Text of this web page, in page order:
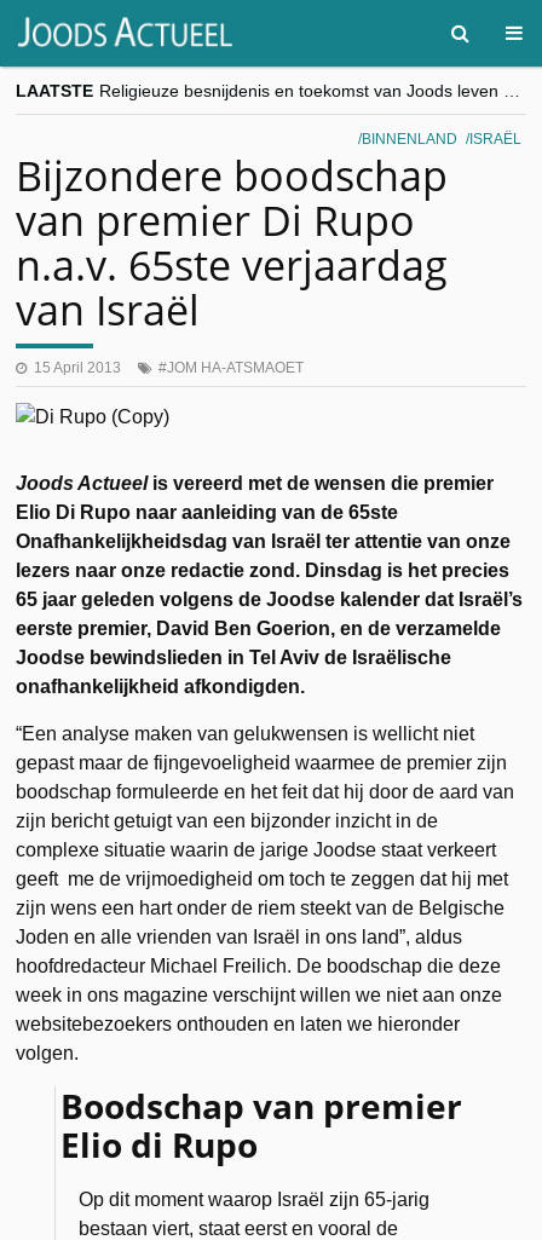
LAATSTE
“Besnijdenisdebat toont hoe moeilijk seculiere Westen minderheden begrijpt”, Jinnih Beels (Vooruit)
CITYTRIP | ROEMENIË – Boekarest: de verrassing van Oost-Europa
BINNENLAND ISRAËL
Bijzondere boodschap
van premier Di Rupo
n.a.v. 65ste verjaardag
van Israël
15 April 2013 JOM HA-ATSMAOET
Joods Actueelis vereerd met de wensen die premier
Elio Di Rupo naar aanleiding van de 65ste
Onafhankelijkheidsdag van Israël ter attentie van onze
lezers naar onze redactie zond. Dinsdag is het precies
65 jaar geleden volgens de Joodse kalender dat Israël’s
eerste premier, David Ben Goerion, en de verzamelde
Joodse bewindslieden in Tel Aviv de Israëlische
onafhankelijkheid afkondigden.
“Een analyse maken van gelukwensen is wellicht niet
gepast maar de fijngevoeligheid waarmee de premier zijn
boodschap formuleerde en het feit dat hij door de aard van
zijn bericht getuigt van een bijzonder inzicht in de
complexe situatie waarin de jarige Joodse staat verkeert
geeft me de vrijmoedigheid om toch te zeggen dat hij met
zijn wens een hart onder de riem steekt van de Belgische
Joden en alle vrienden van Israël in ons land”, aldus
hoofdredacteur Michael Freilich. De boodschap die deze
week in ons magazine verschijnt willen we niet aan onze
websitebezoekers onthouden en laten we hieronder
volgen.
Boodschap van premier
Elio di Rupo
Op dit moment waarop Israël zijn 65-jarig
bestaan viert, staat eerst en vooral de